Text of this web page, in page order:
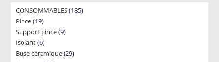
CONSOMMABLES 185185
Pince 1919
products
Support pince 99
Isolant 66
products
Buse céramique 2929